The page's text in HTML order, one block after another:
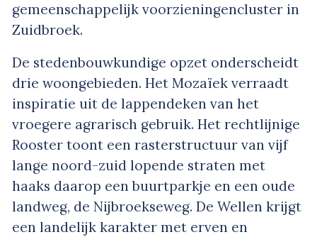
gemeenschappelijk voorzieningencluster in
Zuidbroek.
De stedenbouwkundige opzet onderscheidt
drie woongebieden. Het Mozaïek verraadt
inspiratie uit de lappendeken van het
vroegere agrarisch gebruik. Het rechtlijnige
Rooster toont een rasterstructuur van vijf
lange noord-zuid lopende straten met
haaks daarop een buurtparkje en een oude
landweg, de Nijbroekseweg. De Wellen krijgt
een landelijk karakter met erven en